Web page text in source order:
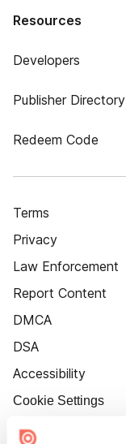
Resources
Developers
Publisher Directory
Redeem Code
Terms
Privacy
Law Enforcement
Report Content
DMCA
DSA
Accessibility
Cookie Settings